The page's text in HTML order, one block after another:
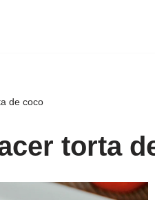
de coco
torta